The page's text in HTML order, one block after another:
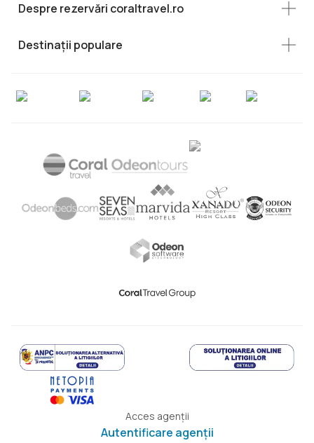
Despre rezervări coraltravel.ro
Destinații populare
Acces agenții
Autentificare agenții